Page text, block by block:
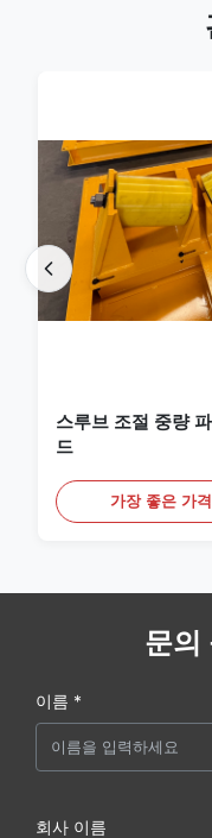
스루브 조절 중량
드
가장 좋은 가
문의
이름 *
회사 이름